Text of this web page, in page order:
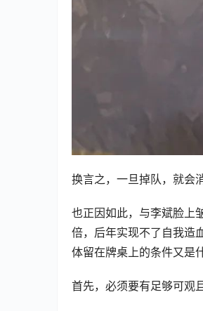
换言之，一旦掉队，就会
也正因如此，与李斌脸上
倍，后年实现不了自我造
体留在牌桌上的条件又是
首先，必须要有足够可观